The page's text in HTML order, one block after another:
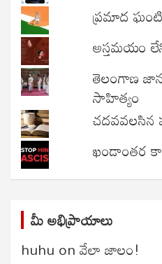
ప్రమాద
అస్తమయం
తెలంగాణ
సాహిత్యం
చదవవలసిన
ఖండాంతర
మీ అభిప్రాయాలు
huhu onవేలా జాలం!